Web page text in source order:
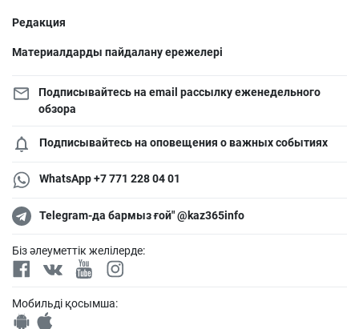
Редакция
Материалдарды пайдалану ережелері
Подписывайтесь на email рассылку еженедельного
обзора
Подписывайтесь на оповещения о важных событиях
WhatsApp +7 771 228 04 01
Telegram-да бармыз ғой" @kaz365info
Біз әлеуметтік желілерде:
Мобильді қосымша: